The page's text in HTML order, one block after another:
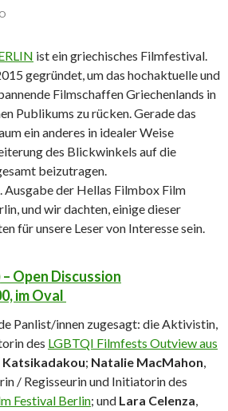
ist ein griechisches Filmfestival.
gegründet, um das hochaktuelle und
Filmschaffen Griechenlands in
Publikums zu rücken. Gerade das
ein anderes in idealer Weise
des Blickwinkels auf die
beizutragen.
Ausgabe der Hellas Filmbox Film
und wir dachten, einige dieser
für unsere Leser von Interesse sein.
Open Discussion
im Oval
Panlist/innen zugesagt: die Aktivistin,
des LGBTQI Filmfests Outview aus
Katsikadakou; Natalie MacMahon,
/ Regisseurin und Initiatorin des
Festival Berlin; und Lara Celenza,